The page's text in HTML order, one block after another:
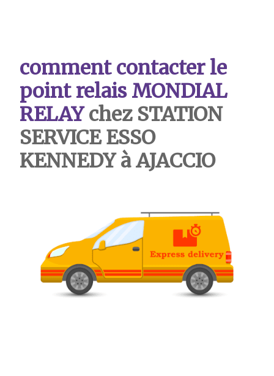
comment contacter le
point relais MONDIAL
RELAYchez STATION
SERVICE ESSO
KENNEDY à AJACCIO